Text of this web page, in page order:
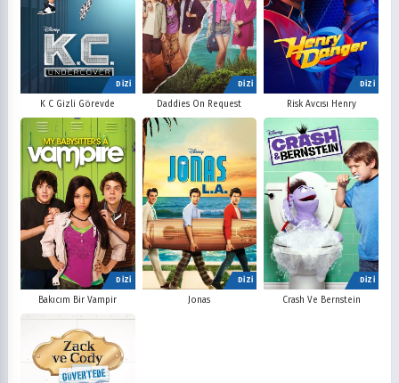
DİZİ
K C Gizli Görevde
DİZİ
Daddies On Request
DİZİ
Risk Avcısı Henry
DİZİ
Bakıcım Bir Vampir
DİZİ
Jonas
DİZİ
Crash Ve Bernstein